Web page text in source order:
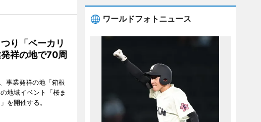
り「ベーカリ
祥の地で70周
事業発祥の地「箱根
地域イベント「桜ま
を開催する。
ワールドフォトニュース